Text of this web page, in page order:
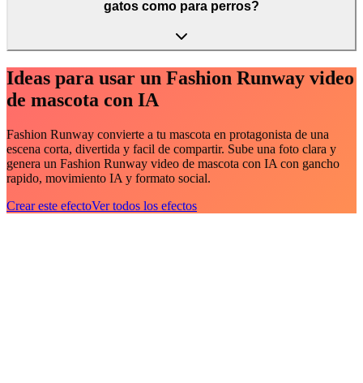
gatos como para perros?
Ideas para usar un Fashion Runway video
de mascota con IA
Fashion Runway convierte a tu mascota en protagonista de una
escena corta, divertida y facil de compartir. Sube una foto clara y
genera un Fashion Runway video de mascota con IA con gancho
rapido, movimiento IA y formato social.
Crear este efectoVer todos los efectos